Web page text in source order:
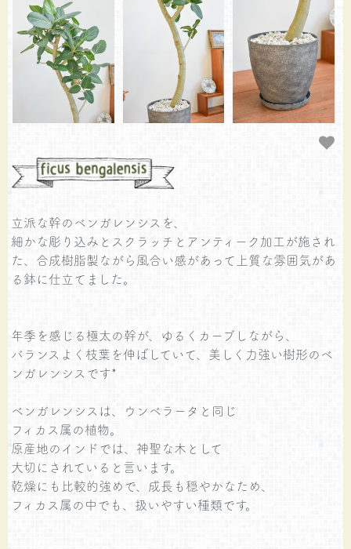
立派な幹のベンガレンシスを、
細かな彫り込みとスクラッチとアンティーク加工が施され
た、合成樹脂製ながら風合い感があって上質な雰囲気があ
る鉢に仕立てました。
年季を感じる極太の幹が、ゆるくカーブしながら、
バランスよく枝葉を伸ばしていて、美しく力強い樹形のベ
ンガレンシスです*
ベンガレンシスは、ウンベラータと同じ
フィカス属の植物。
原産地のインドでは、神聖な木として
大切にされていると言います。
乾燥にも比較的強めで、成長も穏やかなため、
フィカス属の中でも、扱いやすい種類です。